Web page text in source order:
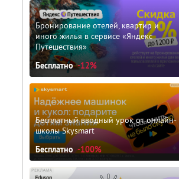
Бронирование отелей, квартир и
иного жилья в сервисе «Яндекс
Путешествия»
Бесплатно -12%
Бесплатный вводный урок от онлайн-
школы Skysmart
Бесплатно -100%